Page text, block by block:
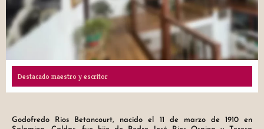
Destacado maestro y escritor
Godofredo Rios Betancourt, nacido el 11 de marzo de 1910 en